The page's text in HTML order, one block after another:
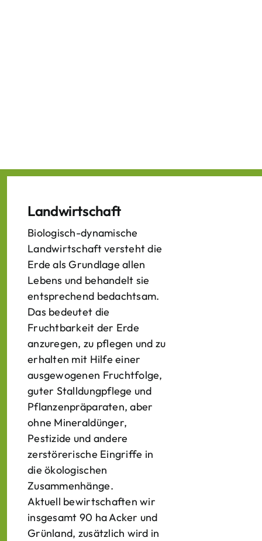
Landwirtschaft
Biologisch-dynamische
Landwirtschaft versteht die
Erde als Grundlage allen
Lebens und behandelt sie
entsprechend bedachtsam.
Das bedeutet die
Fruchtbarkeit der Erde
anzuregen, zu pflegen und zu
erhalten mit Hilfe einer
ausgewogenen Fruchtfolge,
guter Stalldungpflege und
Pflanzenpräparaten, aber
ohne Mineraldünger,
Pestizide und andere
zerstörerische Eingriffe in
die ökologischen
Zusammenhänge.
Aktuell bewirtschaften wir
insgesamt 90 ha Acker und
Grünland, zusätzlich wird in